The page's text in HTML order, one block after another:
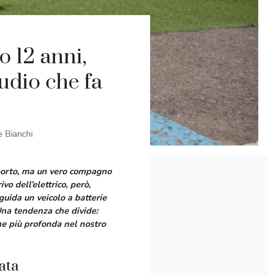
12 anni,
che fa
Bianchi
ma un vero compagno
dell’elettrico, però,
un veicolo a batterie
tendenza che divide:
più profonda nel nostro